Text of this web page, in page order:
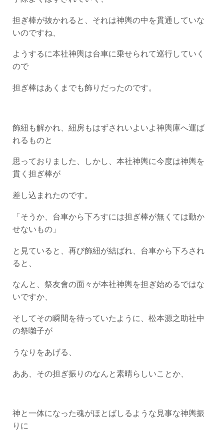
担ぎ棒が抜かれると、それは神輿の中を貫通していな
いのですね、
ようするに本社神輿は台車に乗せられて巡行していく
ので
担ぎ棒はあくまでも飾りだったのです。
飾紐も解かれ、紐房もはずされいよいよ神輿庫へ運ば
れるものと
思っておりました、しかし、本社神輿に今度は神輿を
貫く担ぎ棒が
差し込まれたのです。
「そうか、台車から下ろすには担ぎ棒が無くては動か
せないもの」
と見ていると、再び飾紐が結ばれ、台車から下ろされ
ると、
なんと、祭友會の面々が本社神輿を担ぎ始めるではな
いですか、
そしてその瞬間を待っていたように、松本源之助社中
の祭囃子が
うなりをあげる、
ああ、その担ぎ振りのなんと素晴らしいことか、
神と一体になった魂がほとばしるような見事な神輿振
りに